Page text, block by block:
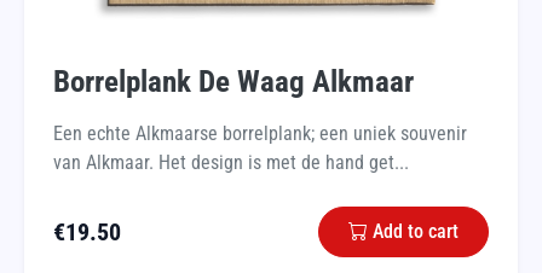
Borrelplank De Waag Alkmaar
Een echte Alkmaarse borrelplank; een uniek souvenir
van Alkmaar. Het design is met de hand get...
€19.50 Add to cart